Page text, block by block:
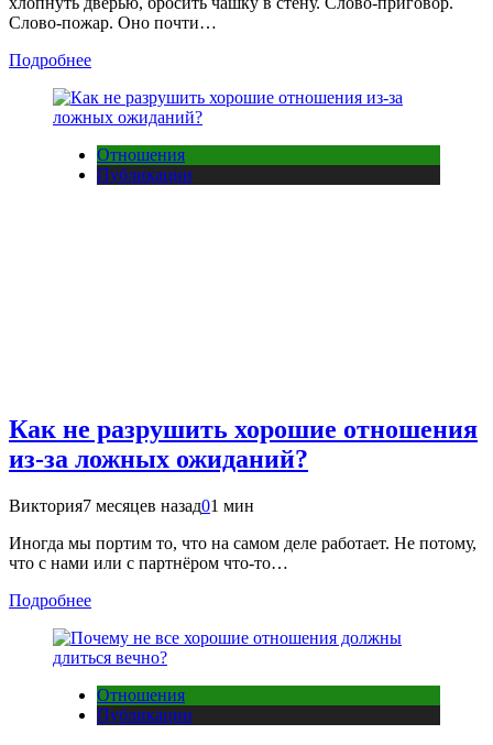
Слово-пожар. Оно почти…
Подробнее
Отношения
Публикации
Как не разрушить хорошие отношения
из-за ложных ожиданий?
Виктория7 месяцев назад01 мин
Иногда мы портим то, что на самом деле работает. Не потому,
что с нами или с партнёром что-то…
Подробнее
Отношения
Публикации